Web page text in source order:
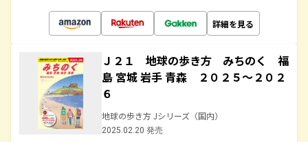
詳細を見る
Ｊ２１ 地球の歩き方 みちのく 福
島 宮城 岩手 青森 ２０２５～２０２
６
地球の歩き方 Jシリーズ（国内）
2025.02.20 発売